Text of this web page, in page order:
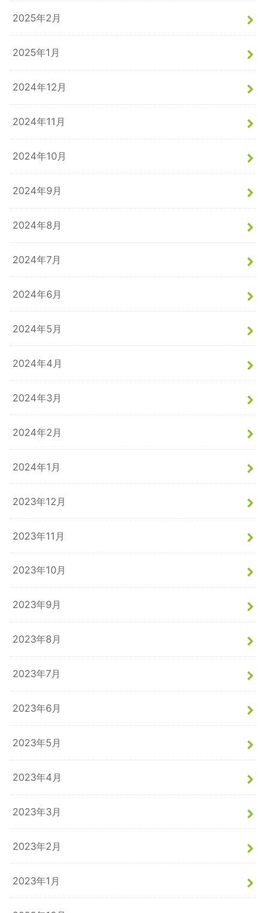
2025年2月
2025年1月
2024年12月
2024年11月
2024年10月
2024年9月
2024年8月
2024年7月
2024年6月
2024年5月
2024年4月
2024年3月
2024年2月
2024年1月
2023年12月
2023年11月
2023年10月
2023年9月
2023年8月
2023年7月
2023年6月
2023年5月
2023年4月
2023年3月
2023年2月
2023年1月